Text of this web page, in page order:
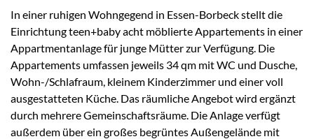
In einer ruhigen Wohngegend in Essen-Borbeck stellt die
Einrichtung teen+baby acht möblierte Appartements in einer
Appartmentanlage für junge Mütter zur Verfügung. Die
Appartements umfassen jeweils 34 qm mit WC und Dusche,
Wohn-/Schlafraum, kleinem Kinderzimmer und einer voll
ausgestatteten Küche. Das räumliche Angebot wird ergänzt
durch mehrere Gemeinschaftsräume. Die Anlage verfügt
außerdem über ein großes begrüntes Außengelände mit